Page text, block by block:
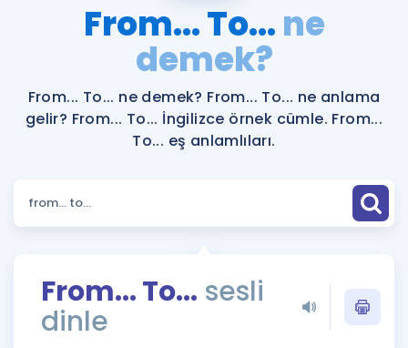
Şifremi Hatırlamıyorum
Katılımcı Görüşleri
Faydalı Araçlar
Ücretsiz Kaynaklar
ÖSYM Sınav Takvimi
Kampanyalar
İngilizce Gramer
From... To...ne
demek?
From... To... ne demek? From... To... ne anlama
gelir? From... To... İngilizce örnek cümle. From...
To... eş anlamlıları.
From... To... sesli
dinle